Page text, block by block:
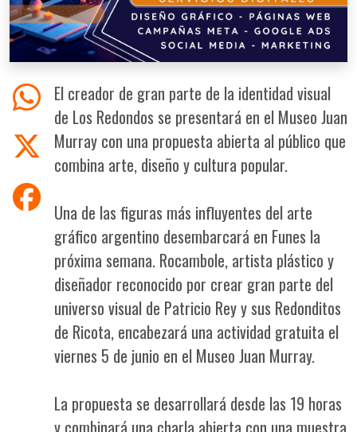
El creador de gran parte de la identidad visual
de Los Redondos se presentará en el Museo Juan
Murray con una propuesta abierta al público que
combina arte, diseño y cultura popular.
Una de las figuras más influyentes del arte
gráfico argentino desembarcará en Funes la
próxima semana. Rocambole, artista plástico y
diseñador reconocido por crear gran parte del
universo visual de Patricio Rey y sus Redonditos
de Ricota, encabezará una actividad gratuita el
viernes 5 de junio en el Museo Juan Murray.
La propuesta se desarrollará desde las 19 horas
y combinará una charla abierta con una muestra